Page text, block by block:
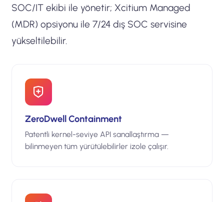
SOC/IT ekibi ile yönetir; Xcitium Managed
(MDR) opsiyonu ile 7/24 dış SOC servisine
yükseltilebilir.
ZeroDwell Containment
Patentli kernel-seviye API sanallaştırma —
bilinmeyen tüm yürütülebilirler izole çalışır.